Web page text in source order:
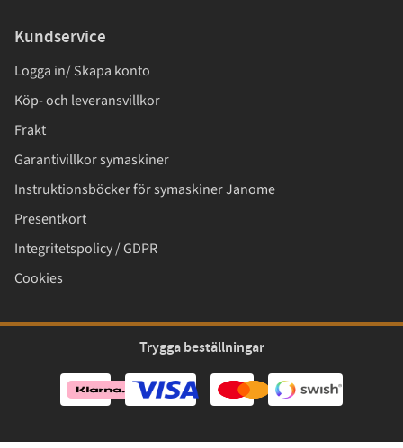
Kundservice
Logga in/ Skapa konto
Köp- och leveransvillkor
Frakt
Garantivillkor symaskiner
Instruktionsböcker för symaskiner Janome
Presentkort
Integritetspolicy / GDPR
Cookies
Trygga beställningar